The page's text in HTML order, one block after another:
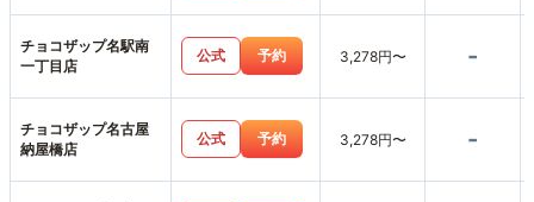
チョコザップ名駅南
一丁目店
公式 予約 3,278円〜 -
チョコザップ名古屋
納屋橋店
公式 予約 3,278円〜 -